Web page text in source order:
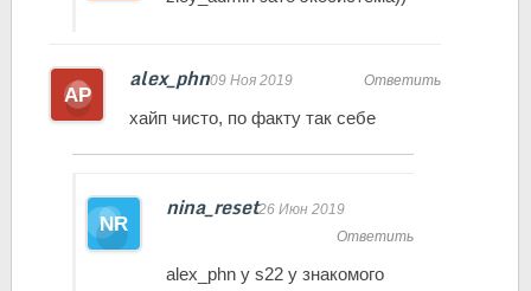
alex_phn09 Ноя 2019 Ответить
хайп чисто, по факту так себе
nina_reset26 Июн 2019
Ответить
alex_phn у s22 у знакомого